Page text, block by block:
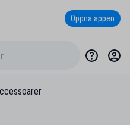
Öppna appen